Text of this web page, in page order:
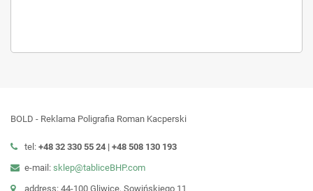
BOLD - Reklama Poligrafia Roman Kacperski
tel: +48 32 330 55 24 | +48 508 130 193
e-mail: sklep@tabliceBHP.com
address: 44-100 Gliwice, Sowińskiego 11